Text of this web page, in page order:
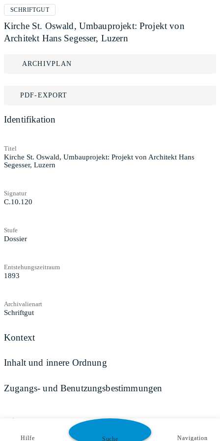
SCHRIFTGUT
Kirche St. Oswald, Umbauprojekt: Projekt von
Architekt Hans Segesser, Luzern
ARCHIVPLAN
PDF-EXPORT
Identifikation
Titel
Kirche St. Oswald, Umbauprojekt: Projekt von Architekt Hans
Segesser, Luzern
Signatur
C.10.120
Stufe
Dossier
Entstehungszeitraum
1893
Archivalienart
Schriftgut
Kontext
Inhalt und innere Ordnung
Zugangs- und Benutzungsbestimmungen
Teilen
Hilfe Suche Navigation